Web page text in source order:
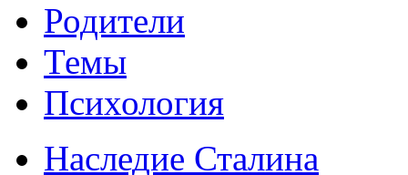
Родители
Темы
Психология
Наследие Сталина